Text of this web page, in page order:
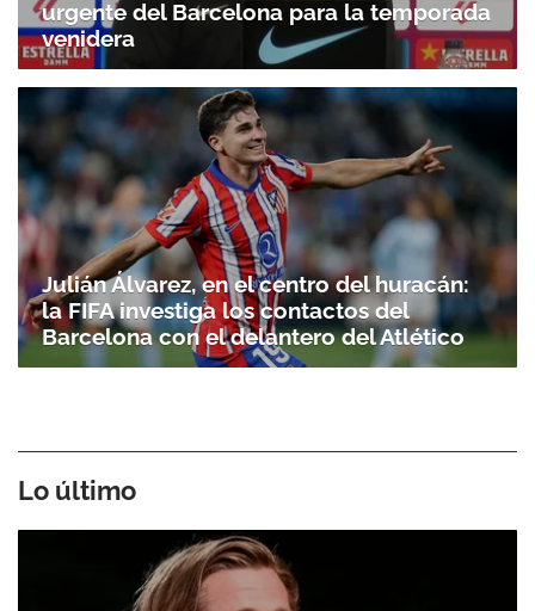
urgente del Barcelona para la temporada
venidera
Julián Álvarez, en el centro del huracán:
la FIFA investiga los contactos del
Barcelona con el delantero del Atlético
Lo último